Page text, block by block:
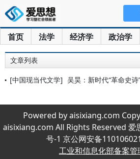
首页 法学 经济学 政治学
文章列表
[中国现当代文学] 吴昊：新时代“革命史诗”小说话语
Powered by aisixiang.com
aisixiang.com All Rights Reserved 爱
号-1 京公网安备
工业和信息化部备案管